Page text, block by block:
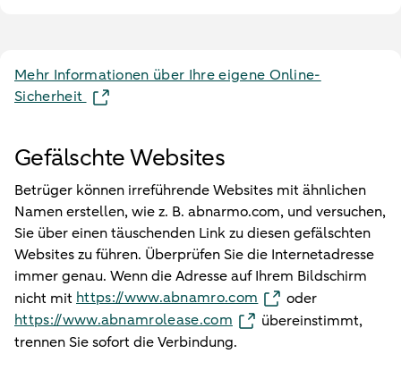
Mehr Informationen über Ihre eigene Online-
Sicherheit
Gefälschte Websites
Betrüger können irreführende Websites mit ähnlichen
Namen erstellen, wie z. B. abnarmo.com, und versuchen,
Sie über einen täuschenden Link zu diesen gefälschten
Websites zu führen. Überprüfen Sie die Internetadresse
immer genau. Wenn die Adresse auf Ihrem Bildschirm
nicht mit https://www.abnamro.com
oder
https://www.abnamrolease.com
übereinstimmt,
trennen Sie sofort die Verbindung.